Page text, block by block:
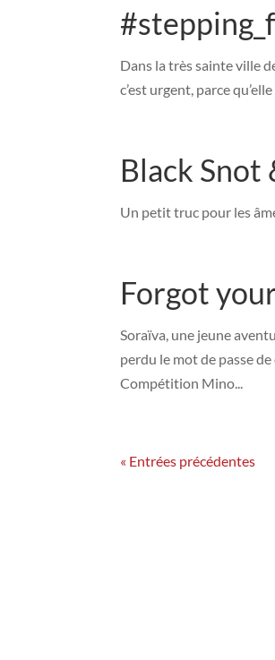
Dans la très sainte ville
c’est urgent, parce
Black Snot
Un petit truc pour les
Forgot
Soraïva, une jeune
perdu le mot de passe
Compétition Mino...
« Entrées précédentes